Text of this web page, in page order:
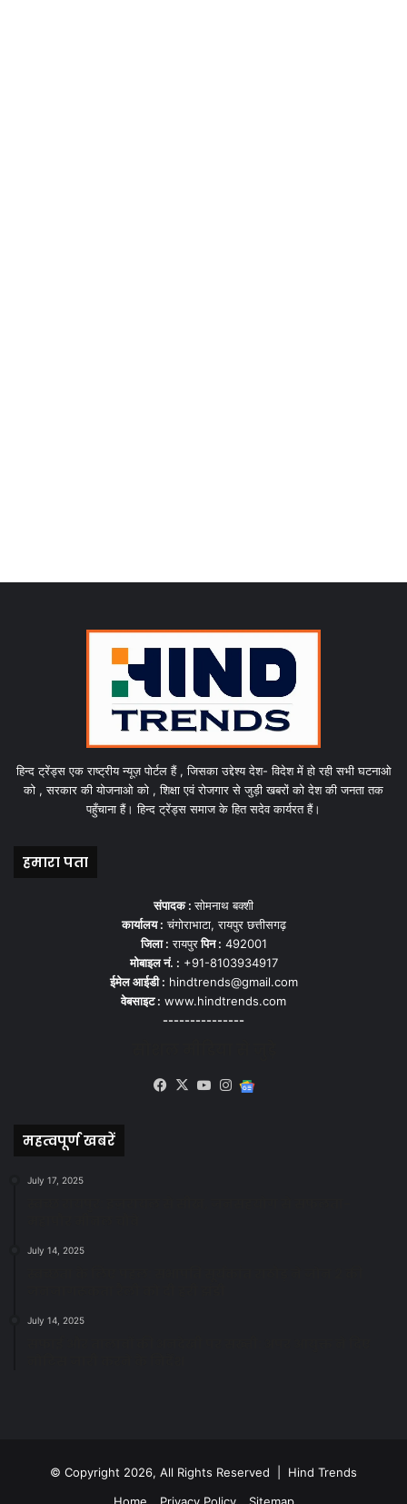
हिन्द ट्रेंड्स एक राष्ट्रीय न्यूज़ पोर्टल हैं , जिसका उद्देश्य देश- विदेश में हो रही सभी घटनाओ
को , सरकार की योजनाओ को , शिक्षा एवं रोजगार से जुड़ी खबरों को देश की जनता तक
पहुँचाना हैं। हिन्द ट्रेंड्स समाज के हित सदेव कार्यरत हैं।
हमारा पता
संपादक :सोमनाथ बक्शी
कार्यालय : चंगोराभाटा, रायपुर छत्तीसगढ़
जिला : रायपुरपिन : 492001
मोबाइल नं. : +91-8103934917
ईमेल आईडी : hindtrends@gmail.com
वेबसाइट : www.hindtrends.com
---------------
Facebook
X YouTubeInstagram
महत्वपूर्ण खबरें
July 17, 2025
July 14, 2025
July 14, 2025
© Copyright 2026, All Rights Reserved | Hind Trends